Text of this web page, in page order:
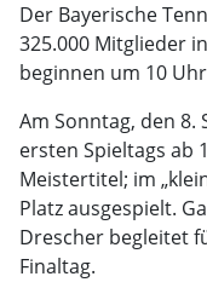
Der Bayerische
325.000 Mitglieder
beginnen um 10
Am Sonntag, den 8.
ersten Spieltags ab
Meistertitel; im
Platz ausgespielt.
Drescher begleitet
Finaltag.